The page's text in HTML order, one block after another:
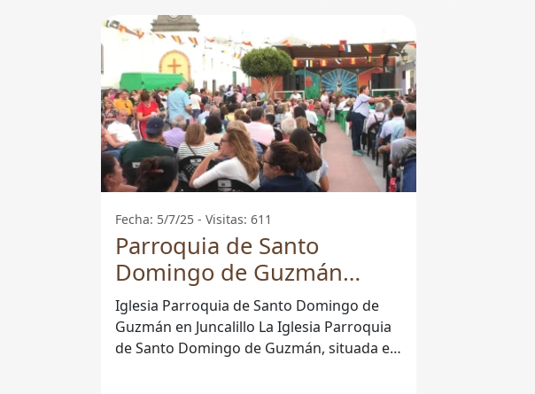
Fecha: 5/7/25 - Visitas: 611
Parroquia de Santo
Domingo de Guzmán
Juncalillo - Juncalillo
Iglesia Parroquia de Santo Domingo de
Guzmán en Juncalillo La Iglesia Parroquia
de Santo Domingo de Guzmán, situada en